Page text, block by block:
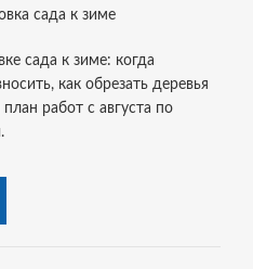
сада к зиме
сада к зиме: когда
как обрезать деревья
работ с августа по